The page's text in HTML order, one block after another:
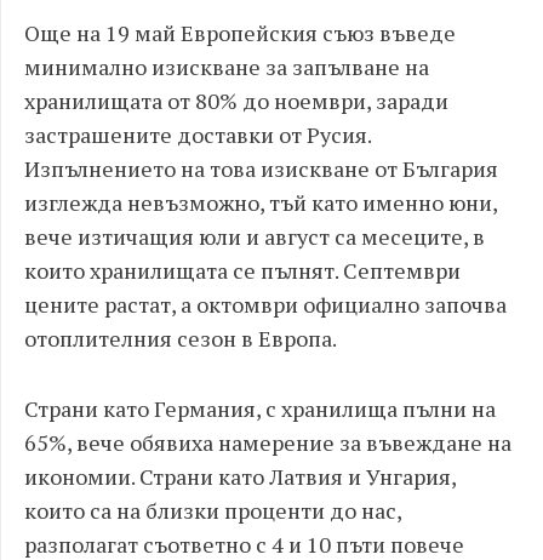
Още на 19 май Европейския съюз въведе
минимално изискване за запълване на
хранилищата от 80% до ноември, заради
застрашените доставки от Русия.
Изпълнението на това изискване от България
изглежда невъзможно, тъй като именно юни,
вече изтичащия юли и август са месеците, в
които хранилищата се пълнят. Септември
цените растат, а октомври официално започва
отоплителния сезон в Европа.
Страни като Германия, с хранилища пълни на
65%, вече обявиха намерение за въвеждане на
икономии. Страни като Латвия и Унгария,
които са на близки проценти до нас,
разполагат съответно с 4 и 10 пъти повече